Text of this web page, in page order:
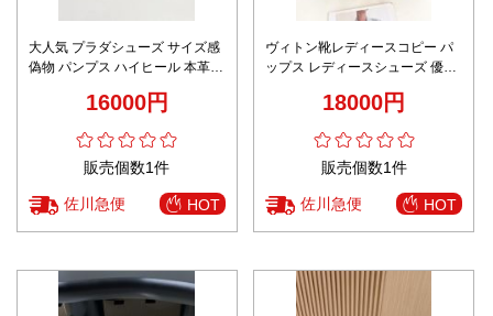
大人気 プラダシューズ サイズ感
偽物 パンプス ハイヒール 本革 8
優雅 高品質 ブラウン
16000円
販売個数1件
佐川急便 HOT
ヴィトン靴レディースコピー パ
ップス レディースシューズ 優雅
18000円
販売個数1件
佐川急便 HOT